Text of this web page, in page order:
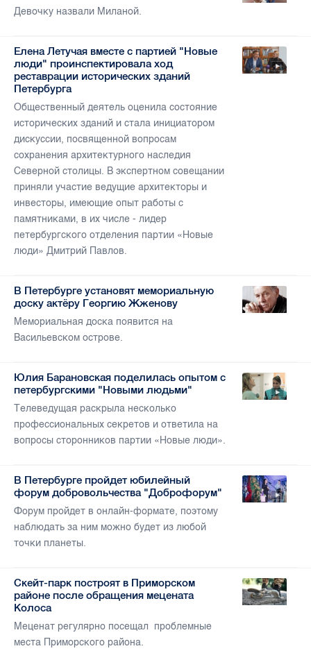
Девочку назвали Миланой.
Елена Летучая вместе с партией "Новые
люди" проинспектировала ход
реставрации исторических зданий
Петербурга
Общественный деятель оценила состояние
исторических зданий и стала инициатором
дискуссии, посвященной вопросам
сохранения архитектурного наследия
Северной столицы. В экспертном совещании
приняли участие ведущие архитекторы и
инвесторы, имеющие опыт работы с
памятниками, в их числе - лидер
петербургского отделения партии «Новые
люди» Дмитрий Павлов.
В Петербурге установят мемориальную
доску актёру Георгию Жженову
Мемориальная доска появится на
Васильевском острове.
Юлия Барановская поделилась опытом с
петербургскими "Новыми людьми"
Телеведущая раскрыла несколько
профессиональных секретов и ответила на
вопросы сторонников партии «Новые люди».
В Петербурге пройдет юбилейный
форум добровольчества "Доброфорум"
Форум пройдет в онлайн-формате, поэтому
наблюдать за ним можно будет из любой
точки планеты.
Скейт-парк построят в Приморском
районе после обращения мецената
Колоса
Меценат регулярно посещал проблемные
места Приморского района.